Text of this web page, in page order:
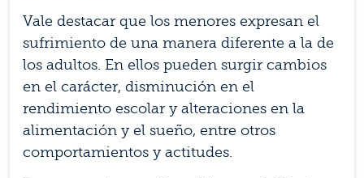
Vale destacar que los menores expresan el
sufrimiento de una manera diferente a la de
los adultos. En ellos pueden surgir cambios
en el carácter, disminución en el
rendimiento escolar y alteraciones en la
alimentación y el sueño, entre otros
comportamientos y actitudes.